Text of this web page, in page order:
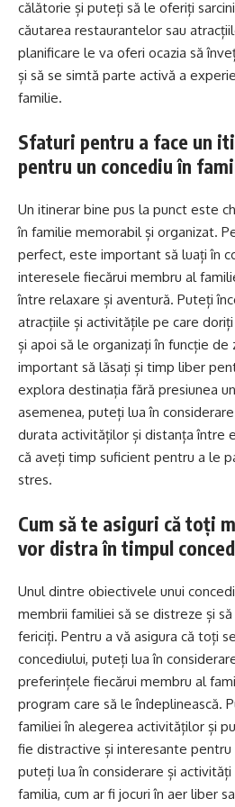
călătorie și puteți să le oferiți
căutarea restaurantelor sau
planificare le va oferi ocazia să
și să se simtă parte activă a
familie.
Sfaturi pentru a face un
pentru un concediu în
Un itinerar bine pus la punct este
în familie memorabil și organizat.
perfect, este important să luați în
interesele fiecărui membru al
între relaxare și aventură. Puteți
atracțiile și activitățile pe care
și apoi să le organizați în funcție de
important să lăsați și timp liber
explora destinația fără presiunea
asemenea, puteți lua în
durata activităților și distanța între
că aveți timp suficient pentru a le
stres.
Cum să te asiguri că toți
vor distra în timpul
Unul dintre obiectivele unui
membrii familiei să se distreze și
fericiți. Pentru a vă asigura că toți
concediului, puteți lua în
preferințele fiecărui membru al
program care să le îndeplinească.
familiei în alegerea activităților și
fie distractive și interesante pentru
puteți lua în considerare și
familia, cum ar fi jocuri în aer liber